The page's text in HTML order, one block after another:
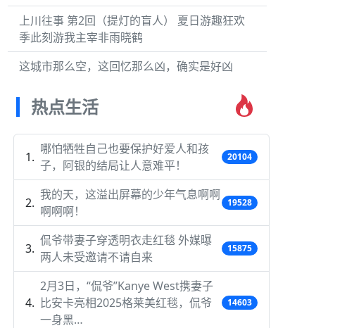
上川往事 第2回（提灯的盲人） 夏日游趣狂欢
季此刻游我主宰非雨晓鹤
这城市那么空，这回忆那么凶，确实是好凶
热点生活
哪怕牺牲自己也要保护好爱人和孩
子，阿银的结局让人意难平！
20104
我的天，这溢出屏幕的少年气息啊啊
啊啊啊！
19528
侃爷带妻子穿透明衣走红毯 外媒曝
两人未受邀请不请自来
15875
2月3日，“侃爷”Kanye West携妻子
比安卡亮相2025格莱美红毯，侃爷
一身黑…
14603